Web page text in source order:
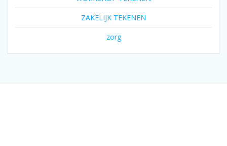
ZAKELIJK TEKENEN
zorg